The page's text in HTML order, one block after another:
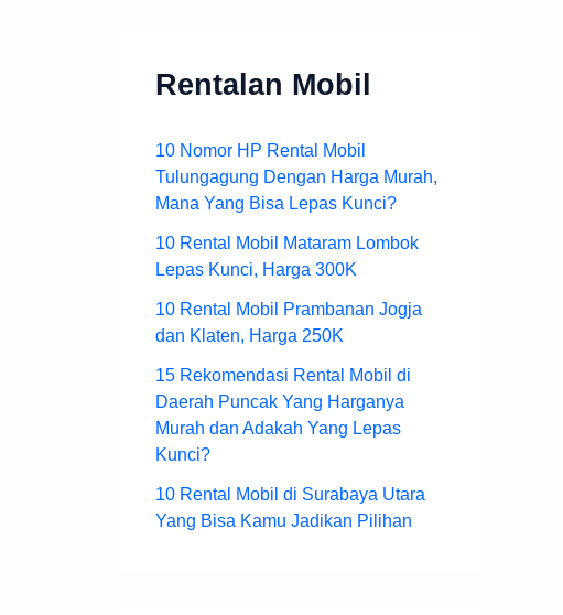
Rentalan Mobil
10 Nomor HP Rental Mobil
Tulungagung Dengan Harga Murah,
Mana Yang Bisa Lepas Kunci?
10 Rental Mobil Mataram Lombok
Lepas Kunci, Harga 300K
10 Rental Mobil Prambanan Jogja
dan Klaten, Harga 250K
15 Rekomendasi Rental Mobil di
Daerah Puncak Yang Harganya
Murah dan Adakah Yang Lepas
Kunci?
10 Rental Mobil di Surabaya Utara
Yang Bisa Kamu Jadikan Pilihan